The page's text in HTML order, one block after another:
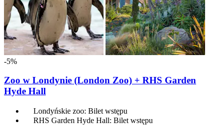
-5%
Zoo w Londynie (London Zoo) + RHS Garden
Hyde Hall
Londyńskie zoo: Bilet wstępu
RHS Garden Hyde Hall: Bilet wstępu